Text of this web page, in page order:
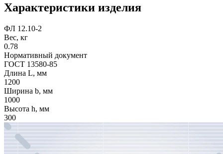
Характеристики изделия
ФЛ 12.10-2
Вес, кг
0.78
Нормативный документ
ГОСТ 13580-85
Длина L, мм
1200
Ширина b, мм
1000
Высота h, мм
300